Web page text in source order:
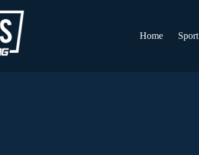
Home
Sport